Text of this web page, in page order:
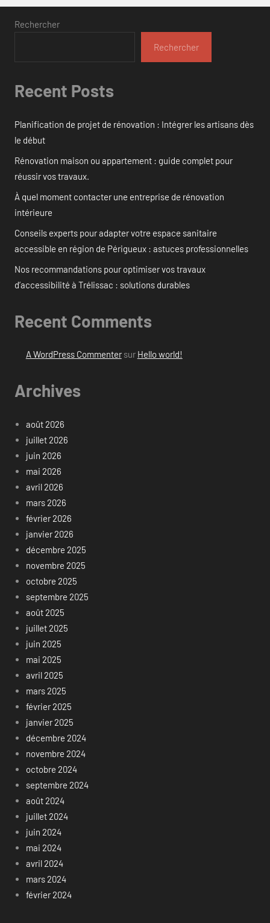
Rechercher
Rechercher
Recent Posts
Planification de projet de rénovation : Intégrer les artisans dès
le début
Rénovation maison ou appartement : guide complet pour
réussir vos travaux.
À quel moment contacter une entreprise de rénovation
intérieure
Conseils experts pour adapter votre espace sanitaire
accessible en région de Périgueux : astuces professionnelles
Nos recommandations pour optimiser vos travaux
d’accessibilité à Trélissac : solutions durables
Recent Comments
A WordPress Commentersur Hello world!
Archives
août 2026
juillet 2026
juin 2026
mai 2026
avril 2026
mars 2026
février 2026
janvier 2026
décembre 2025
novembre 2025
octobre 2025
septembre 2025
août 2025
juillet 2025
juin 2025
mai 2025
avril 2025
mars 2025
février 2025
janvier 2025
décembre 2024
novembre 2024
octobre 2024
septembre 2024
août 2024
juillet 2024
juin 2024
mai 2024
avril 2024
mars 2024
février 2024